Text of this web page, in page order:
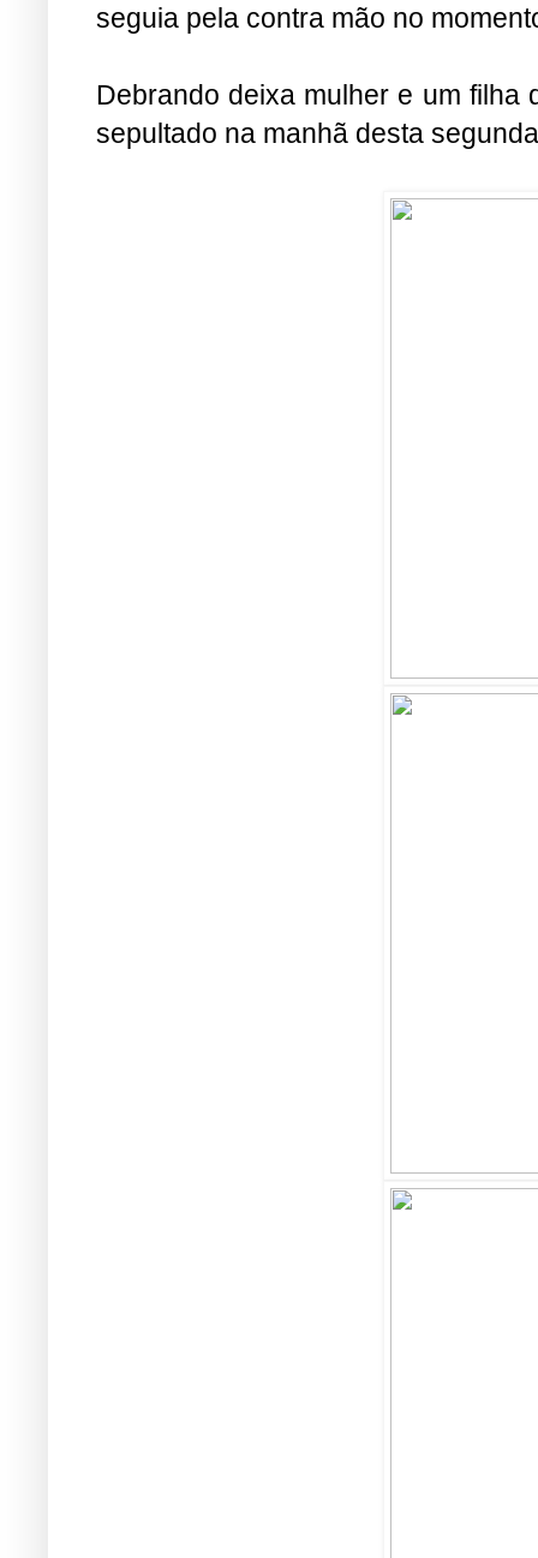
seguia pela contra mão no
Debrando deixa mulher e um filha
sepultado na manhã desta